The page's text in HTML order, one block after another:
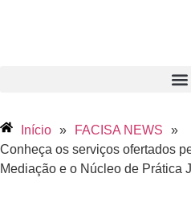
Início » FACISA NEWS
»
Conheça os serviços ofertados
Mediação e o Núcleo de Prática